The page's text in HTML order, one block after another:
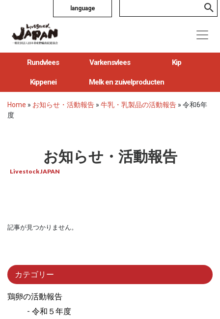
language
Rundvlees Varkensvlees Kip
Kippenei Melk en zuivelproducten
Home » お知らせ・活動報告 » 牛乳・乳製品の活動報告 » 令和6年
度
お知らせ・活動報告
Livestock JAPAN
記事が見つかりません。
カテゴリー
鶏卵の活動報告
令和５年度